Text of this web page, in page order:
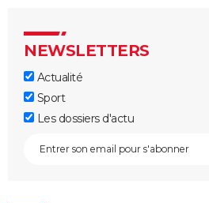
NEWSLETTERS
Actualité
Sport
Les dossiers d'actu